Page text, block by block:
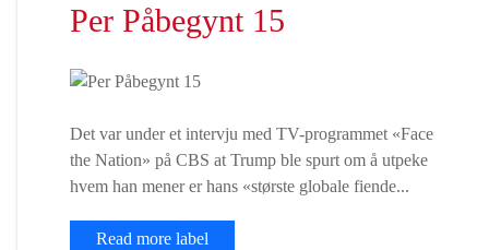
Per Påbegynt 15
Det var under et intervju med TV-programmet «Face
the Nation» på CBS at Trump ble spurt om å utpeke
hvem han mener er hans «største globale fiende...
Read more label